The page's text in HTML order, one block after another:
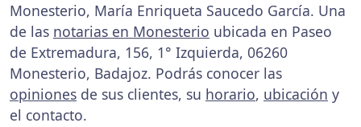
Monesterio, María Enriqueta Saucedo García. Una
de las notarias en Monesterio ubicada en Paseo
de Extremadura, 156, 1° Izquierda, 06260
Monesterio, Badajoz. Podrás conocer las
opiniones de sus clientes, su horario, ubicación y
el contacto.